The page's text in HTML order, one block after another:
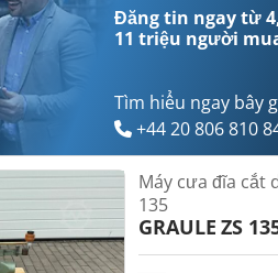
Đăng tin ngay từ
11 triệu người
Tìm hiểu ngay bây
+44 20 806 810
Máy cưa đĩa cắt
135
GRAULE ZS